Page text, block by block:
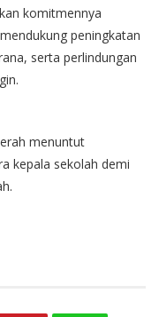
komitmennya
peningkatan
serta perlindungan
menuntut
kepala sekolah demi